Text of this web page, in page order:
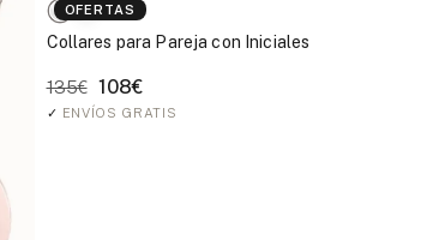
OFERTAS
Collares para Pareja con Iniciales
135€ 108€
✓ ENVÍOS GRATIS